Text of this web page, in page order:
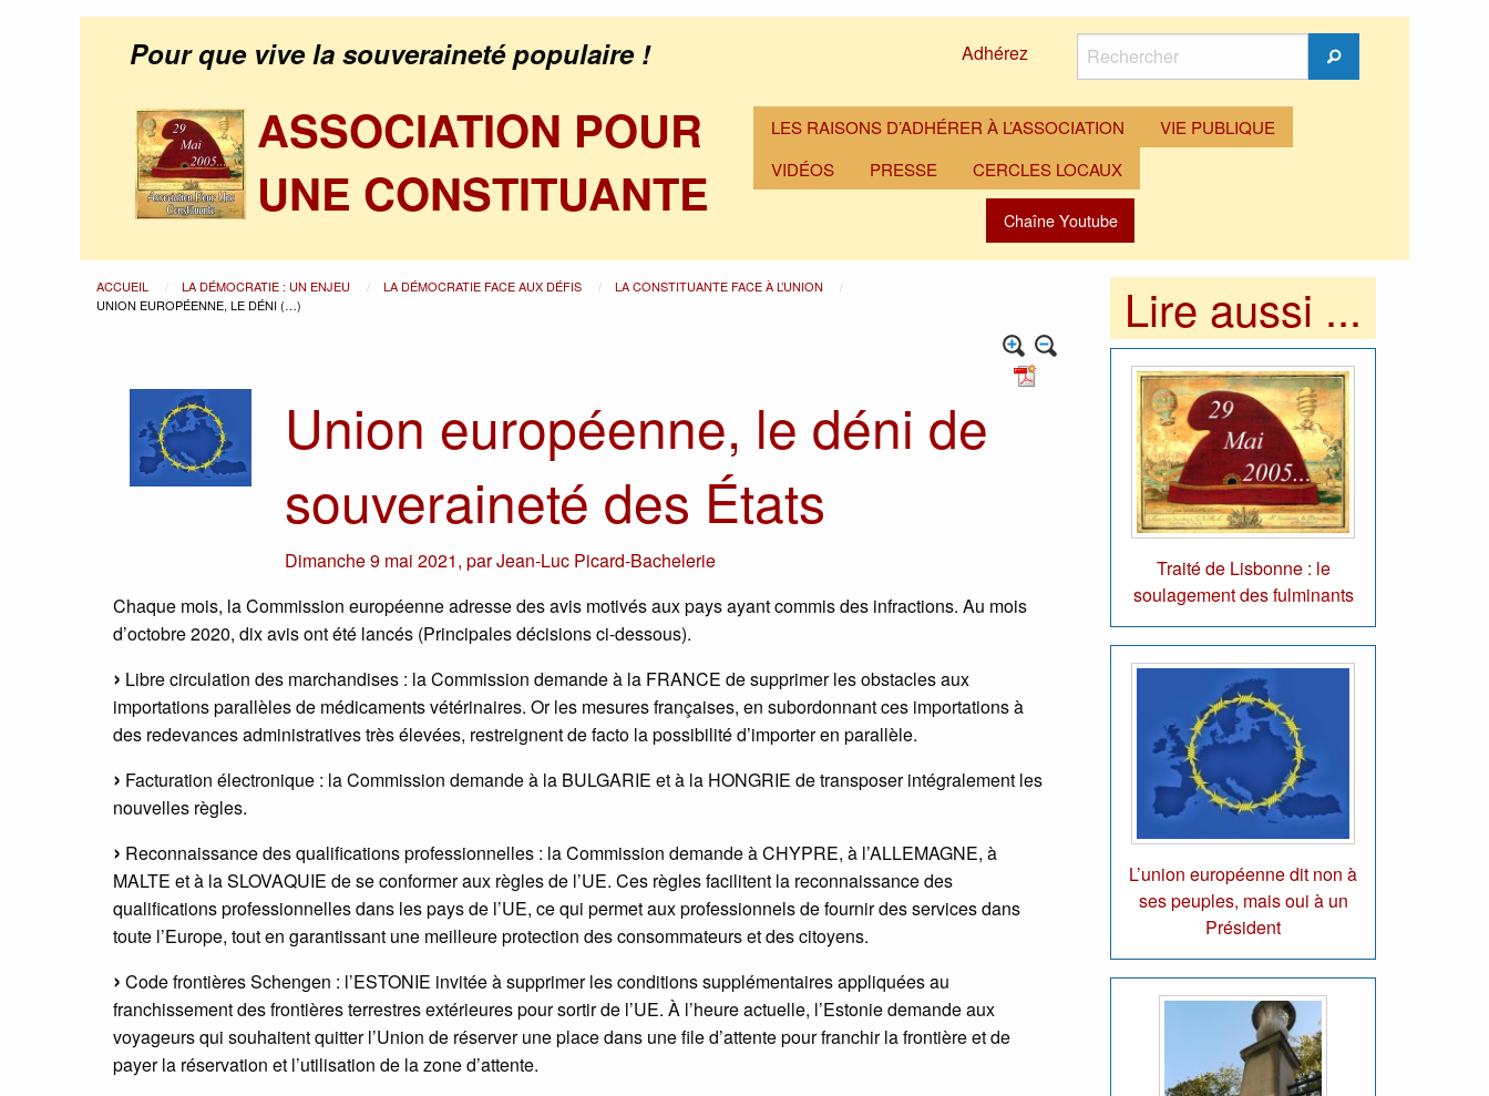
Pour que vive la souveraineté populaire ! Adhérez
Rechercher
Rechercher
ASSOCIATION POUR
UNE CONSTITUANTE
LES RAISONS D’ADHÉRER À L’ASSOCIATION
VIE PUBLIQUE
VIDÉOS
PRESSE CERCLES LOCAUX
Chaîne Youtube
ACCUEIL LA DÉMOCRATIE : UN ENJEU LA DÉMOCRATIE FACE AUX DÉFIS
LA CONSTITUANTE FACE À L’UNION
UNION EUROPÉENNE, LE DÉNI (…)
Union européenne, le déni de
souveraineté des États
Dimanche 9 mai 2021,parJean-Luc Picard-Bachelerie
Chaque mois, la Commission européenne adresse des avis motivés aux pays ayant commis des infractions. Au mois
d’octobre 2020, dix avis ont été lancés (Principales décisions ci-dessous).
Libre circulation des marchandises : la Commission demande à la FRANCE de supprimer les obstacles aux
importations parallèles de médicaments vétérinaires. Or les mesures françaises, en subordonnant ces importations à
des redevances administratives très élevées, restreignent de facto la possibilité d’importer en parallèle.
Facturation électronique : la Commission demande à la BULGARIE et à la HONGRIE de transposer intégralement les
nouvelles règles.
Reconnaissance des qualifications professionnelles : la Commission demande à CHYPRE, à l’ALLEMAGNE, à
MALTE et à la SLOVAQUIE de se conformer aux règles de l’UE. Ces règles facilitent la reconnaissance des
qualifications professionnelles dans les pays de l’UE, ce qui permet aux professionnels de fournir des services dans
toute l’Europe, tout en garantissant une meilleure protection des consommateurs et des citoyens.
Code frontières Schengen : l’ESTONIE invitée à supprimer les conditions supplémentaires appliquées au
franchissement des frontières terrestres extérieures pour sortir de l’UE. À l’heure actuelle, l’Estonie demande aux
voyageurs qui souhaitent quitter l’Union de réserver une place dans une file d’attente pour franchir la frontière et de
payer la réservation et l’utilisation de la zone d’attente.
Lire aussi ...
Traité de Lisbonne : le
soulagement des fulminants
L’union européenne dit non à
ses peuples, mais oui à un
Président